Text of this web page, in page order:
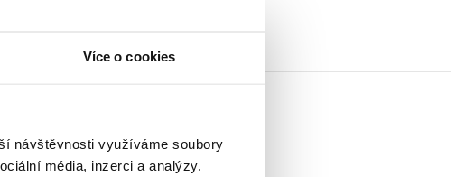
Více o cookies
návštěvnosti využíváme soubory
média, inzerci a analýzy.